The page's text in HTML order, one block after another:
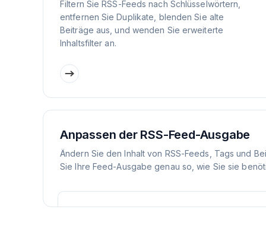
Filtern Sie RSS-Feeds nach Schlüsselwörtern,
entfernen Sie Duplikate, blenden Sie alte
Beiträge aus, und wenden Sie erweiterte
Inhaltsfilter an.
Anpassen der RSS-Feed-Ausgabe
Ändern Sie den Inhalt von RSS-Feeds, Tags und
Sie Ihre Feed-Ausgabe genau so, wie Sie sie